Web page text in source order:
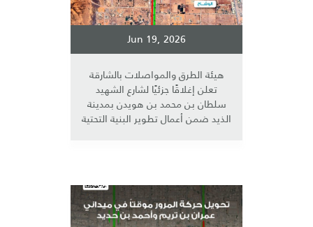
Jun 19, 2026
هيئة الطرق والمواصلات بالشارقة
تعلن إغلاقًا جزئيًا لشارع الشهيد
سلطان بن محمد بن هويدن بمدينة
الذيد ضمن أعمال تطوير البنية التحتية